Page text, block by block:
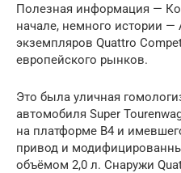
Полезная информация —
начале, немного истории —
экземпляров Quattro
европейского рынков.
Это была уличная
автомобиля Super
на платформе B4 и
привод и
объёмом 2,0 л. Снаружи